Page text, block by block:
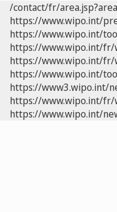
/contact/fr/
https://www.wipo.int/
https://www.wipo.int/
https://www.wipo.int/
https://www.wipo.int/fr/
https://www.wipo.int/
https://www3.wipo.int/
https://www.wipo.int/fr/
https://www.wipo.int/